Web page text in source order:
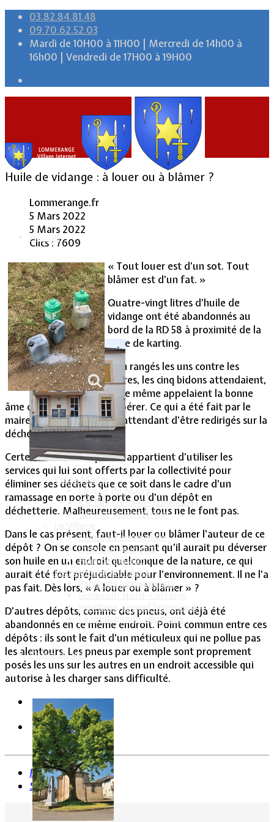
03.82.84.81.48
09.70.62.52.03
Mardi de 10H00 à 11H00 | Mercredi de 14h00 à
16h00 | Vendredi de 17H00 à 19H00
Accueil
Vie Municipale
Votre Mairie
Le mot du Maire
CR des conseils municipaux
Service administratif
La salle communale
Intercommunalité
Plan de situation
Lotissement Hambois
Projet de lotissements
Sodevam Nord-Lorraine
Hambois, rappel historique
Le lotissement Hambois
Cadre de vie
Huile de vidange : à louer ou à blâmer ?
Lommerange.fr
5 Mars 2022
5 Mars 2022
Clics : 7609
« Tout louer est d’un sot. Tout
blâmer est d’un fat. »
Quatre-vingt litres d’huile de
vidange ont été abandonnés au
bord de la RD 58 à proximité de la
piste de karting.
Bien rangés les uns contre les
autres, les cinq bidons attendaient,
voire même appelaient la bonne
âme qui viendrait les récupérer. Ce qui a été fait par le
maire de Lommerange en attendant d’être redirigés sur la
déchetterie de Havange.
Certes, chacun sait qu’il lui appartient d’utiliser les
services qui lui sont offerts par la collectivité pour
éliminer ses déchets que ce soit dans le cadre d’un
ramassage en porte à porte ou d’un dépôt en
déchetterie. Malheureusement, tous ne le font pas.
Dans le cas présent, faut-il louer ou blâmer l’auteur de ce
dépôt ? On se console en pensant qu’il aurait pu déverser
son huile en un endroit quelconque de la nature, ce qui
aurait été fort préjudiciable pour l’environnement. Il ne l’a
pas fait. Dès lors, « A louer ou à blâmer » ?
D’autres dépôts, comme des pneus, ont déjà été
abandonnés en ce même endroit. Point commun entre ces
dépôts : ils sont le fait d’un méticuleux qui ne pollue pas
les alentours. Les pneus par exemple sont proprement
posés les uns sur les autres en un endroit accessible qui
autorise à les charger sans difficulté.
Précédent
Suivant